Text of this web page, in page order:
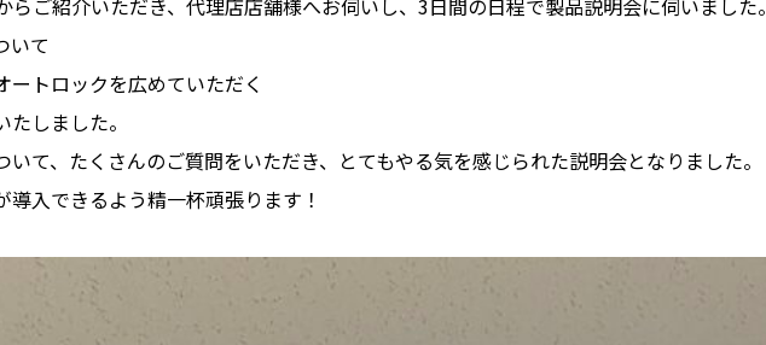
ご紹介いただき、代理店店舗様へお伺いし、3日間の日程で製品説明会に伺いました。
いて
ートロックを広めていただく
しました。
て、たくさんのご質問をいただき、とてもやる気を感じられた説明会となりました。
入できるよう精一杯頑張ります！